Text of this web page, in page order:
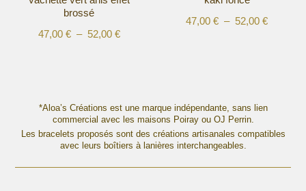
produit
brossé
47,00 € – 52,00 €Plage
52,00 €
variations.
options
47,00€ – 52,00€Plage
variations.
Les
options
peuvent
*Aloa’s Créations est une marque indépendante, sans lien
commercial avec les maisons Poiray ou OJ Perrin.
Les bracelets proposés sont des créations artisanales compatibles
avec leurs boîtiers à lanières interchangeables.